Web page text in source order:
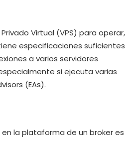
Virtual (VPS) para operar,
especificaciones suficientes
a varios servidores
si ejecuta varias
(EAs).
la plataforma de un broker es